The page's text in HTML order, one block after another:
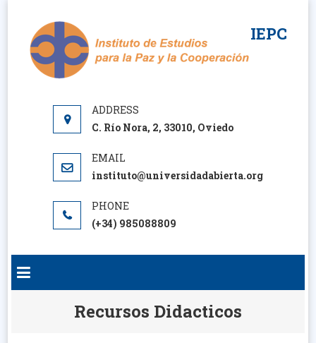
contenido
IEPC
C. Río Nora, 2, 33010, Oviedo
instituto@universidadabierta.org
(+34) 985088809
Recursos Didacticos